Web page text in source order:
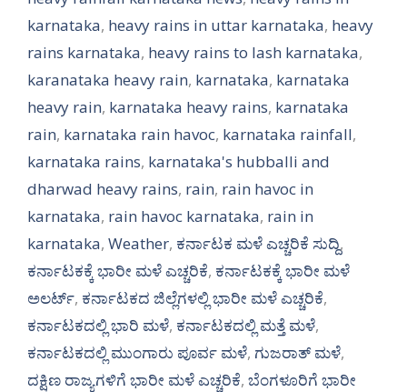
karnataka, heavy rains in uttar karnataka, heavy
rains karnataka, heavy rains to lash karnataka,
karanataka heavy rain, karnataka, karnataka
heavy rain, karnataka heavy rains, karnataka
rain, karnataka rain havoc, karnataka rainfall,
karnataka rains, karnataka's hubballi and
dharwad heavy rains, rain, rain havoc in
karnataka, rain havoc karnataka, rain in
karnataka, Weather, ಕರ್ನಾಟಕ ಮಳೆ ಎಚ್ಚರಿಕೆ ಸುದ್ದಿ,
ಕರ್ನಾಟಕಕ್ಕೆ ಭಾರೀ ಮಳೆ ಎಚ್ಚರಿಕೆ, ಕರ್ನಾಟಕಕ್ಕೆ ಭಾರೀ ಮಳೆ
ಅಲರ್ಟ್‌, ಕರ್ನಾಟಕದ ಜಿಲ್ಲೆಗಳಲ್ಲಿ ಭಾರೀ ಮಳೆ ಎಚ್ಚರಿಕೆ,
ಕರ್ನಾಟಕದಲ್ಲಿ ಭಾರಿ ಮಳೆ, ಕರ್ನಾಟಕದಲ್ಲಿ ಮತ್ತೆ ಮಳೆ,
ಕರ್ನಾಟಕದಲ್ಲಿ ಮುಂಗಾರು ಪೂರ್ವ ಮಳೆ, ಗುಜರಾತ್ ಮಳೆ,
ದಕ್ಷಿಣ ರಾಜ್ಯಗಳಿಗೆ ಭಾರೀ ಮಳೆ ಎಚ್ಚರಿಕೆ, ಬೆಂಗಳೂರಿಗೆ ಭಾರೀ